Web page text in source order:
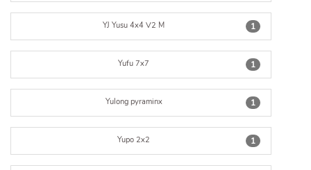
1
YJ Yusu 4x4 V2 M
1
Yufu 7x7
1
Yulong pyraminx
1
Yupo 2x2